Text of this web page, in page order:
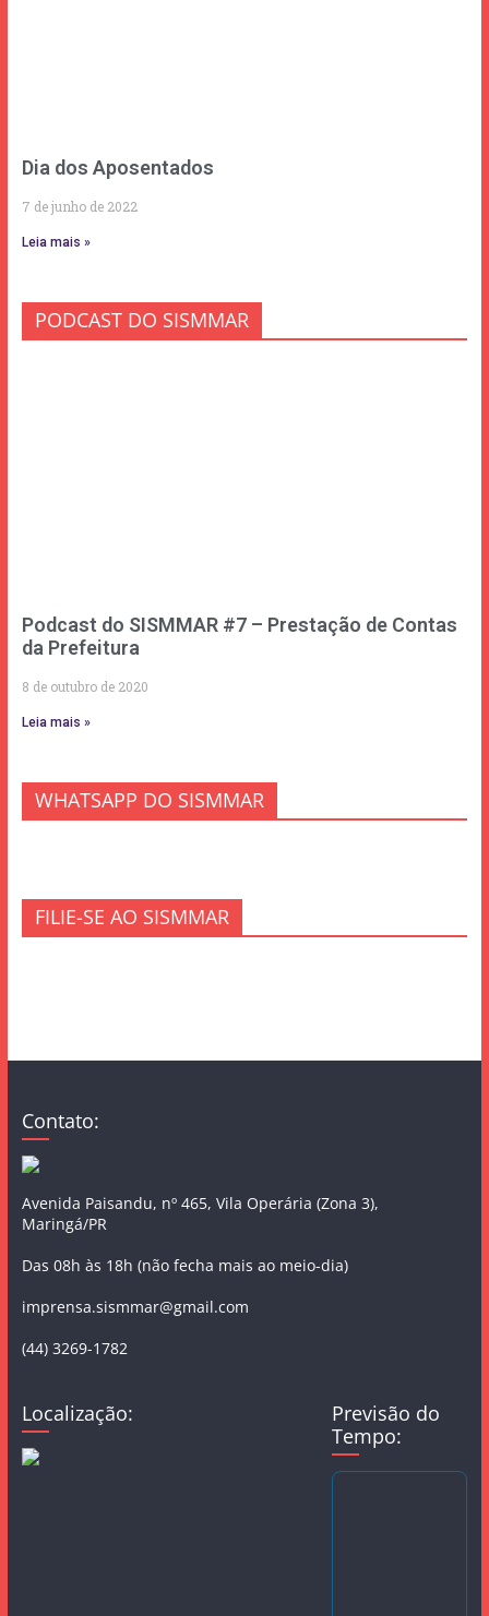
Dia dos Aposentados
7 de junho de 2022
Leia mais »
PODCAST DO SISMMAR
Podcast do SISMMAR #7 – Prestação de Contas
da Prefeitura
8 de outubro de 2020
Leia mais »
WHATSAPP DO SISMMAR
FILIE-SE AO SISMMAR
Contato:
Avenida Paisandu, nº 465, Vila Operária (Zona 3),
Maringá/PR
Das 08h às 18h (não fecha mais ao meio-dia)
imprensa.sismmar@gmail.com
(44) 3269-1782
Localização:
Previsão do
Tempo: